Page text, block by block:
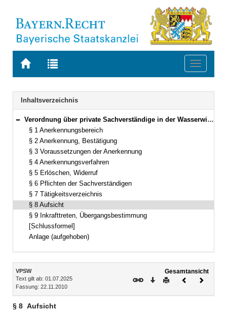
Zur
BAYERN.RECHT
Zur
letzten
Suche
Toggle
Navigation
Inhaltsverzeichnis
Bereich reduzieren
Verordnung über private Sachverständige in der Wasserwirtschaft (Sachverständigenverordnung Wasser – VPSW) Vom 22. November 2010 (GVBl. S. 772) BayRS 753-1-14-U (§§ 1–9)
§ 1 Anerkennungsbereich
§ 2 Anerkennung, Bestätigung
§ 3 Voraussetzungen der Anerkennung
§ 4 Anerkennungsverfahren
§ 5 Erlöschen, Widerruf
§ 6 Pflichten der Sachverständigen
§ 7 Tätigkeitsverzeichnis
§ 8 Aufsicht
§ 9 Inkrafttreten, Übergangsbestimmung
[Schlussformel]
Anlage (aufgehoben)
Inhalt
VPSW
Text gilt ab: 01.07.2025
Fassung: 22.11.2010
Gesamtansicht
Download
DruckenVorheriges
§ 8 Aufsicht